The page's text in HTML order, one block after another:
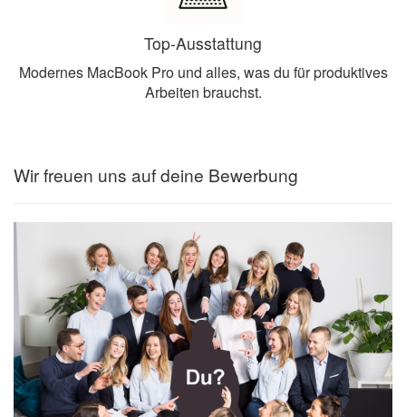
Top-Ausstattung
Modernes MacBook Pro und alles, was du für produktives
Arbeiten brauchst.
Wir freuen uns auf deine Bewerbung